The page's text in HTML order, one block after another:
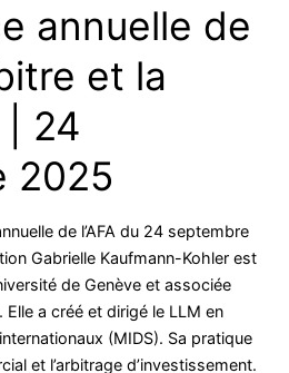
annuelle de
et la
24
2025
de l’AFA du 24 septembre
Gabrielle Kaufmann-Kohler est
de Genève et associée
a créé et dirigé le LLM en
(MIDS). Sa pratique
et l’arbitrage d’investissement.